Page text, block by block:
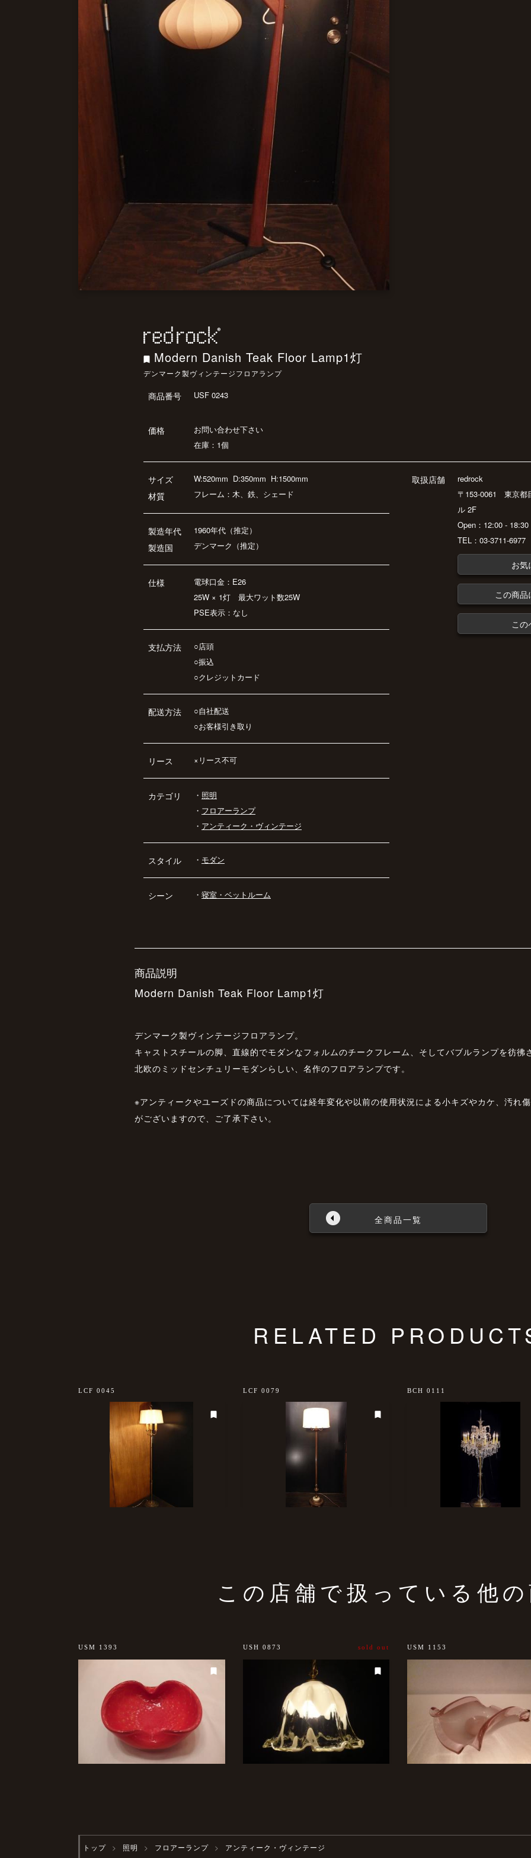
Modern Danish Teak Floor Lamp1灯
デンマーク製ヴィンテージフロアランプ
商品番号 USF 0243
価格
お問い合わせ下さい
在庫：1個
サイズ
材質
W:520mm D:350mm H:1500mm
フレーム：木、鉄、シェード
製造年代
製造国
1960年代（推定）
デンマーク（推定）
仕様
電球口金：E26
25W × 1灯 最大ワット数25W
PSE表示：なし
支払方法
○店頭
○振込
○クレジットカード
配送方法
○自社配送
○お客様引き取り
リース ×リース不可
カテゴリ ・ 照明
・ フロアーランプ
・ アンティーク・ヴィンテージ
スタイル ・ モダン
シーン ・ 寝室・ベットルーム
取扱店舗
redrock
〒153-0061 東京都
ル 2F
Open：12:00 -
TEL：03-3711-
お気
この商
この
商品説明
Modern Danish Teak Floor Lamp1灯
デンマーク製ヴィンテージフロアランプ。
キャストスチールの脚、直線的でモダンなフォルムのチークフレーム、そしてバブルランプを彷彿
北欧のミッドセンチュリーモダンらしい、名作のフロアランプです。
※アンティークやユーズドの商品については経年変化や以前の使用状況による小キズやカケ、汚れ
がございますので、ご了承下さい。
全商品一覧
RELATED
LCF 0045 LCF 0079 BCH 0111
この店舗で扱っている他の
USM 1393 USH 0873 sold out USM 1153
トップ 照明 フロアーランプ アンティーク・ヴィンテージ